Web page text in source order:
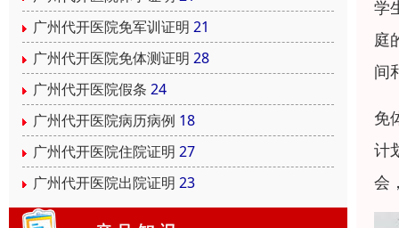
广州代开医院免军训证明 21
广州代开医院免体测证明 28
广州代开医院假条 24
广州代开医院病历病例 18
广州代开医院住院证明 27
广州代开医院出院证明 23
学
庭
间
免
计
会